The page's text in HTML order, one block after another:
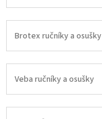
Brotex ručníky a osušky
Veba ručníky a osušky